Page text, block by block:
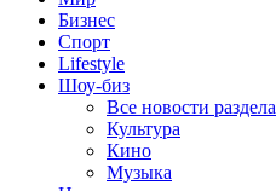
Бизнес
Спорт
Lifestyle
Шоу-биз
Все новости раздела
Культура
Кино
Музыка